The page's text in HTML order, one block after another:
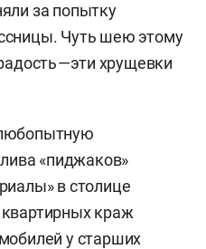
за попытку
Чуть шею этому
— эти хрущевки
«пиджаков»
в столице
краж
у старших